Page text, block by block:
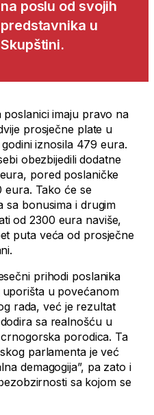
na poslu od svojih
predstavnika u
Skupštini.
imaju pravo na
prosječne plate u
iznosila 479 eura.
obezbijedili dodatne
pored poslaničke
eura. Tako će se
sa bonusima i drugim
od 2300 eura naviše,
puta veća od prosječne
prihodi poslanika
u povećanom
rada, već je rezultat
sa realnošću u
porodica. Ta
parlamenta je već
demagogija”, pa zato i
sa kojom se